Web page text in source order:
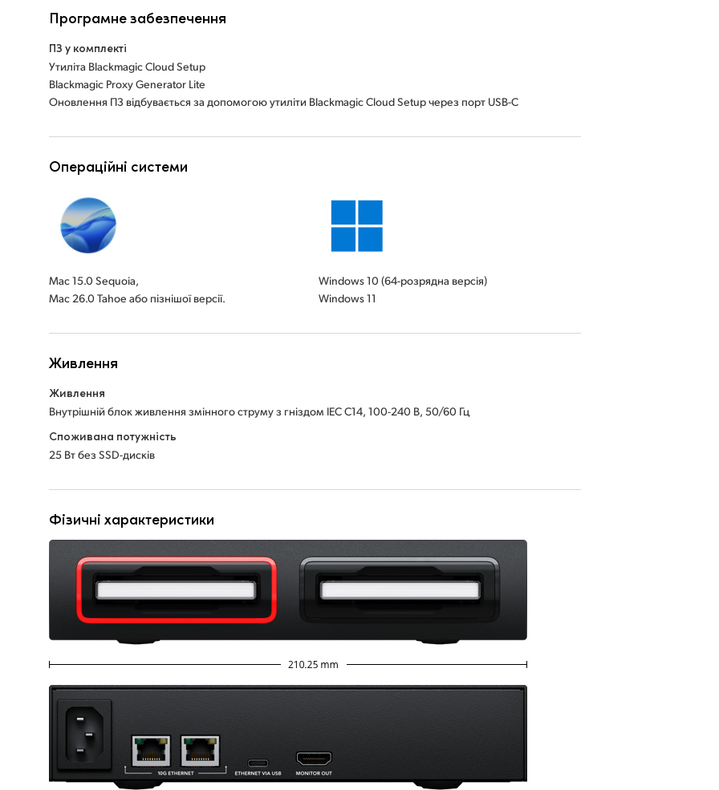
Програмне забезпечення
ПЗ у комплекті
Утиліта Blackmagic Cloud Setup
Blackmagic Proxy Generator Lite
Оновлення ПЗ відбувається за допомогою утиліти Blackmagic Cloud Setup через порт USB-C
Операційні системи
Mac 15.0 Sequoia,
Mac 26.0 Tahoe або пізнішої версії.
Windows 10 (64-розрядна версія)
Windows 11
Живлення
Живлення
Внутрішній блок живлення змінного струму з гніздом IEC C14, 100-240 В, 50/60 Гц
Споживана потужність
25 Вт без SSD-дисків
Фізичні характеристики